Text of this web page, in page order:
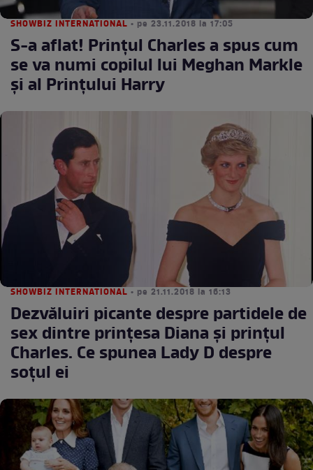
SHOWBIZ INTERNATIONAL • pe 23.11.2018 la 17:05
S-a aflat! Prințul Charles a spus cum
se va numi copilul lui Meghan Markle
și al Prințului Harry
SHOWBIZ INTERNATIONAL • pe 21.11.2018 la 16:13
Dezvăluiri picante despre partidele de
sex dintre prințesa Diana și prințul
Charles. Ce spunea Lady D despre
soțul ei